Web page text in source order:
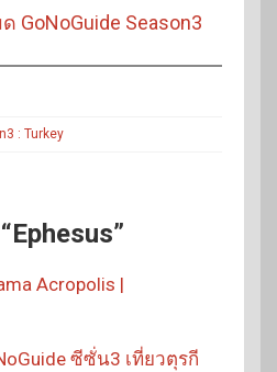
GoNoGuide Season3
: Turkey
Acropolis |
ซีซั่น3 เที่ยวตุรกี